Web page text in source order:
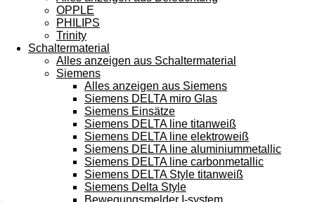
OPPLE
PHILIPS
Trinity
Schaltermaterial
Alles anzeigen aus Schaltermaterial
Siemens
Alles anzeigen aus Siemens
Siemens DELTA miro Glas
Siemens Einsätze
Siemens DELTA line titanweiß
Siemens DELTA line elektroweiß
Siemens DELTA line aluminiummetallic
Siemens DELTA line carbonmetallic
Siemens DELTA Style titanweiß
Siemens Delta Style
Bewegungsmelder I-system